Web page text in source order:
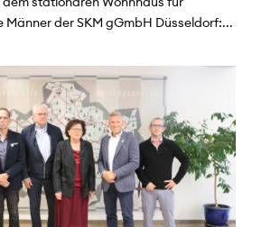
dem stationären Wohnhaus für
Männer der SKM gGmbH Düsseldorf:...